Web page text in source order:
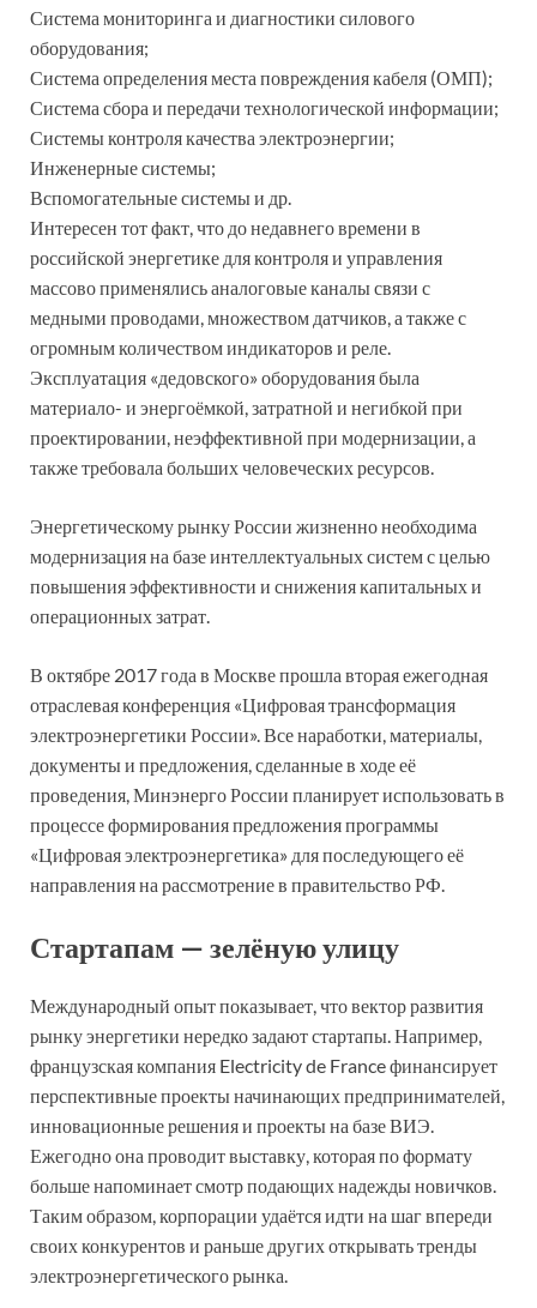
Система мониторинга и диагностики силового
оборудования;
Система определения места повреждения кабеля (ОМП);
Система сбора и передачи технологической информации;
Системы контроля качества электроэнергии;
Инженерные системы;
Вспомогательные системы и др.
Интересен тот факт, что до недавнего времени в
российской энергетике для контроля и управления
массово применялись аналоговые каналы связи с
медными проводами, множеством датчиков, а также с
огромным количеством индикаторов и реле.
Эксплуатация «дедовского» оборудования была
материало- и энергоёмкой, затратной и негибкой при
проектировании, неэффективной при модернизации, а
также требовала больших человеческих ресурсов.
Энергетическому рынку России жизненно необходима
модернизация на базе интеллектуальных систем с целью
повышения эффективности и снижения капитальных и
операционных затрат.
В октябре 2017 года в Москве прошла вторая ежегодная
отраслевая конференция «Цифровая трансформация
электроэнергетики России». Все наработки, материалы,
документы и предложения, сделанные в ходе её
проведения, Минэнерго России планирует использовать в
процессе формирования предложения программы
«Цифровая электроэнергетика» для последующего её
направления на рассмотрение в правительство РФ.
Стартапам — зелёную улицу
Международный опыт показывает, что вектор развития
рынку энергетики нередко задают стартапы. Например,
французская компания Electricity de France финансирует
перспективные проекты начинающих предпринимателей,
инновационные решения и проекты на базе ВИЭ.
Ежегодно она проводит выставку, которая по формату
больше напоминает смотр подающих надежды новичков.
Таким образом, корпорации удаётся идти на шаг впереди
своих конкурентов и раньше других открывать тренды
электроэнергетического рынка.